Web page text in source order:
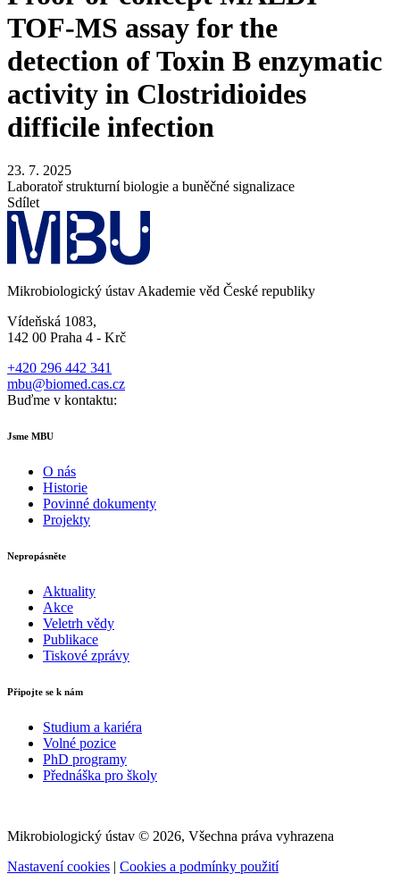
TOF-MS assay for the
detection of Toxin B enzymatic
activity in Clostridioides
difficile infection
23. 7. 2025
Laboratoř strukturní biologie a buněčné signalizace
Sdílet
Mikrobiologický ústav Akademie věd České republiky
Vídeňská 1083,
142 00 Praha 4 - Krč
+420 296 442 341
mbu@biomed.cas.cz
Buďme v kontaktu:
Jsme MBU
O nás
Historie
Povinné dokumenty
Projekty
Nepropásněte
Aktuality
Akce
Veletrh vědy
Publikace
Tiskové zprávy
Připojte se k nám
Studium a kariéra
Volné pozice
PhD programy
Přednáška pro školy
Mikrobiologický ústav © 2026, Všechna práva vyhrazena
Nastavení cookies | Cookies a podmínky použití